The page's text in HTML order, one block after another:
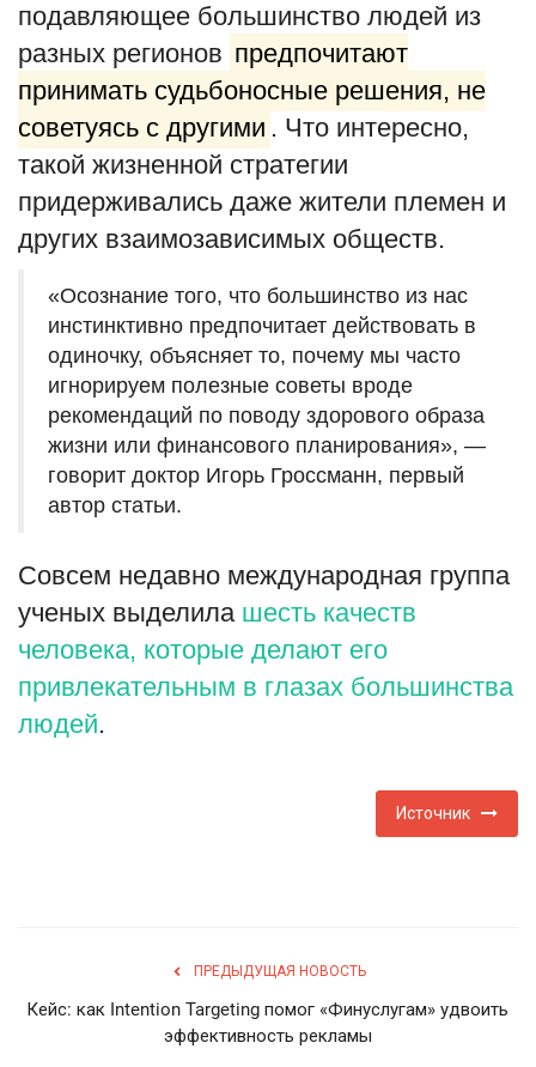
подавляющее большинство людей из
разных регионов предпочитают
принимать судьбоносные решения, не
советуясь с другими . Что интересно,
такой жизненной стратегии
придерживались даже жители племен и
других взаимозависимых обществ.
«Осознание того, что большинство из нас
инстинктивно предпочитает действовать в
одиночку, объясняет то, почему мы часто
игнорируем полезные советы вроде
рекомендаций по поводу здорового образа
жизни или финансового планирования», —
говорит доктор Игорь Гроссманн, первый
автор статьи.
Совсем недавно международная группа
ученых выделила шесть качеств
человека, которые делают его
привлекательным в глазах большинства
людей.
Источник
ПРЕДЫДУЩАЯ НОВОСТЬ
Кейс: как Intention Targeting помог «Финуслугам» удвоить
эффективность рекламы